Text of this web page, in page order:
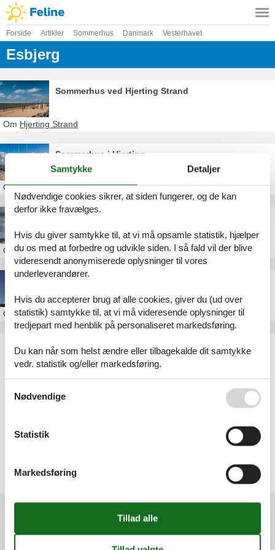
Forside Artikler Sommerhus Danmark Vesterhavet
Esbjerg
Sommerhus ved Hjerting Strand
Om Hjerting Strand
Sommerhus i Hjerting
OmHjerting
Sommerhus i Sjelborg
OmSjelborg
OmEsbjerg
Artikeltyper
Alle
Geografier
Vesterhavet
Hjerting Strand
Services
Tilbudsmail
Samtykke Detaljer
Nødvendige cookies sikrer, at siden fungerer, og de kan
derfor ikke fravælges.
Hvis du giver samtykke til, at vi må opsamle statistik, hjælper
du os med at forbedre og udvikle siden. I så fald vil der blive
videresendt anonymiserede oplysninger til vores
underleverandører.
Hvis du accepterer brug af alle cookies, giver du (ud over
statistik) samtykke til, at vi må videresende oplysninger til
tredjepart med henblik på personaliseret markedsføring.
Du kan når som helst ændre eller tilbagekalde dit samtykke
vedr. statistik og/eller markedsføring.
Nødvendige
Statistik
Markedsføring